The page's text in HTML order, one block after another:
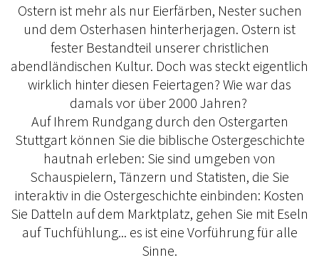
Ostern ist mehr als nur Eierfärben, Nester suchen
und dem Osterhasen hinterherjagen. Ostern ist
fester Bestandteil unserer christlichen
abendländischen Kultur. Doch was steckt eigentlich
wirklich hinter diesen Feiertagen? Wie war das
damals vor über 2000 Jahren?
Auf Ihrem Rundgang durch den Ostergarten
Stuttgart können Sie die biblische Ostergeschichte
hautnah erleben: Sie sind umgeben von
Schauspielern, Tänzern und Statisten, die Sie
interaktiv in die Ostergeschichte einbinden: Kosten
Sie Datteln auf dem Marktplatz, gehen Sie mit Eseln
auf Tuchfühlung... es ist eine Vorführung für alle
Sinne.